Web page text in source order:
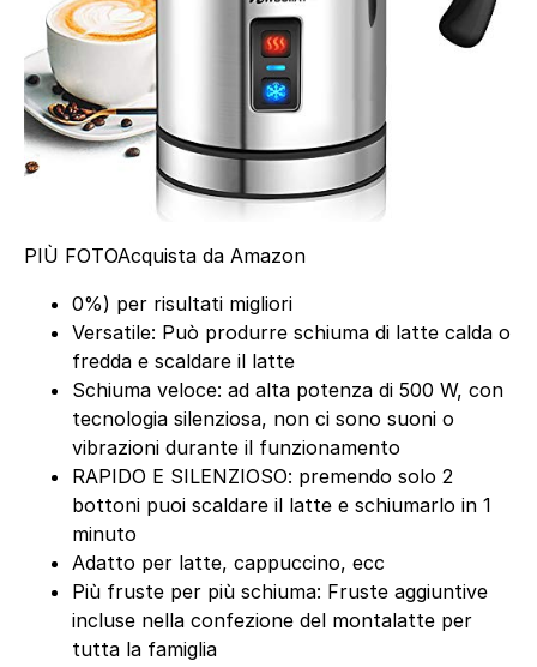
PIÙ FOTOAcquista da Amazon
0%) per risultati migliori
Versatile: Può produrre schiuma di latte calda o
fredda e scaldare il latte
Schiuma veloce: ad alta potenza di 500 W, con
tecnologia silenziosa, non ci sono suoni o
vibrazioni durante il funzionamento
RAPIDO E SILENZIOSO: premendo solo 2
bottoni puoi scaldare il latte e schiumarlo in 1
minuto
Adatto per latte, cappuccino, ecc
Più fruste per più schiuma: Fruste aggiuntive
incluse nella confezione del montalatte per
tutta la famiglia